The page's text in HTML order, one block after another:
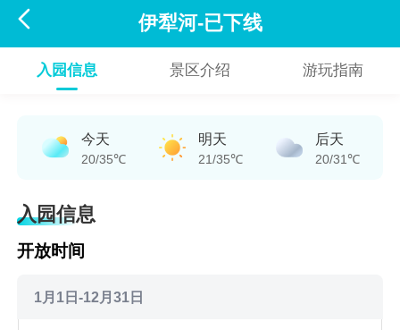
 伊犁河-已下线
入园信息 景区介绍 游玩指南
今天
20/35℃
明天
21/35℃
后天
20/31℃
入园信息
开放时间
1月1日-12月31日